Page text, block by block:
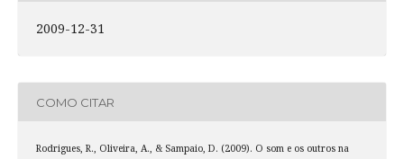
2009-12-31
COMO CITAR
Rodrigues, R., Oliveira, A., & Sampaio, D. (2009). O som e os outros na